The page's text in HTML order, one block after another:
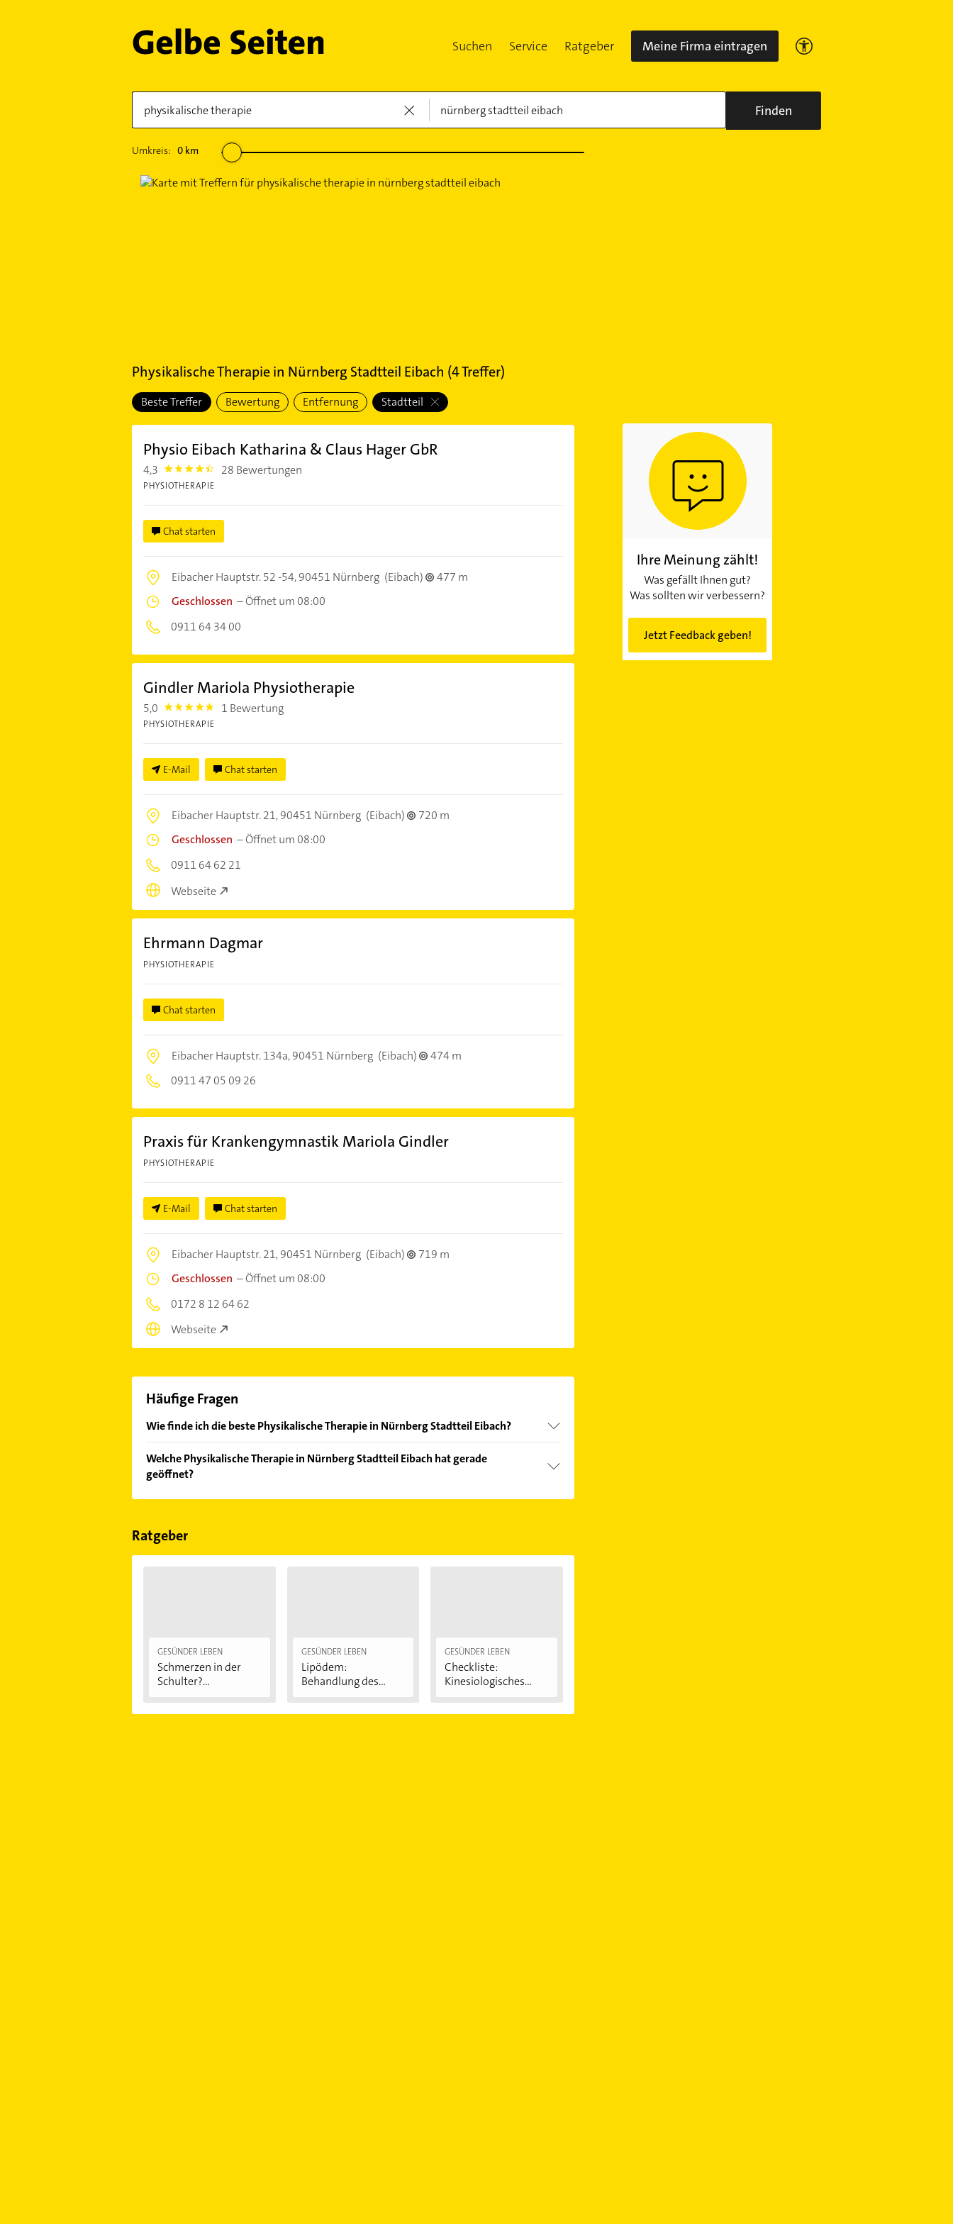
Suchen Service Ratgeber Meine Firma eintragen
Finden
Umkreis: 0km
Physikalische Therapiein Nürnberg Stadtteil Eibach (4Treffer)
Beste Treffer Bewertung Entfernung Stadtteil
Physio Eibach Katharina & Claus Hager GbR
4,3 4.3 28 Bewertungen
PHYSIOTHERAPIE
Chat starten
Eibacher Hauptstr. 52 -54,90451 Nürnberg (Eibach)
477 m
Geschlossen –Öffnet um 08:00
0911 64 34 00
Gindler Mariola Physiotherapie
5,0 5.0 1 Bewertung
PHYSIOTHERAPIE
E-Mail Chat starten
Eibacher Hauptstr. 21,90451 Nürnberg (Eibach)
720 m
Geschlossen –Öffnet um 08:00
0911 64 62 21
Webseite
Ehrmann Dagmar
PHYSIOTHERAPIE
Chat starten
Eibacher Hauptstr. 134a,90451 Nürnberg (Eibach)
474 m
0911 47 05 09 26
Praxis für Krankengymnastik Mariola Gindler
PHYSIOTHERAPIE
E-Mail Chat starten
Eibacher Hauptstr. 21,90451 Nürnberg (Eibach)
719 m
Geschlossen –Öffnet um 08:00
0172 8 12 64 62
Webseite
Häufige Fragen
Wie finde ich die beste Physikalische Therapie in Nürnberg Stadtteil Eibach?
von den Empfehlungen. Die Suchergebnisse können Sie sich einfach nach
Bewertungen
Welche Physikalische Therapie in Nürnberg Stadtteil Eibach hat gerade
geöffnet?
Im Anbieter-Bereich finden Sie alleÖffnungszeiten. Bitte beachten Sie, dass diese an
Ratgeber
GESÜNDER LEBEN
Schmerzen in der
Schulter?
GESÜNDER LEBEN
Lipödem:
Behandlung des
GESÜNDER LEBEN
Checkliste:
Kinesiologisches
Ihre Meinung zählt!
Was gefällt Ihnen gut?
Was sollten wir verbessern?
Jetzt Feedback geben!